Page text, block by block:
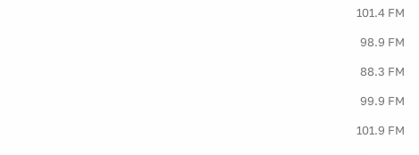
101.4 FM
98.9 FM
88.3 FM
99.9 FM
101.9 FM